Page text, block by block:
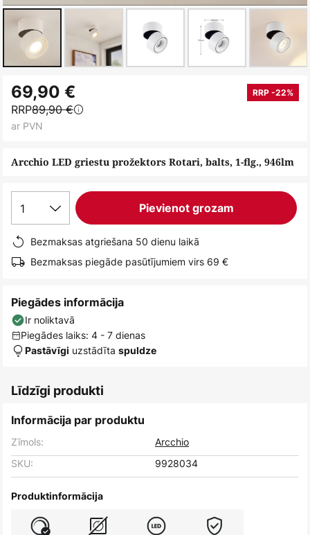
uz
galerijas
sākumu
Arcchio LED griestu prožektors Rotari, balts, 1-flg., 946lm
69,90 € RRP -22%
RRP89,90 €
ar PVN
1 Pievienot grozam
Bezmaksas atgriešana 50 dienu laikā
Bezmaksas piegāde pasūtījumiem virs 69 €
Piegādes informācija
Ir noliktavā
Piegādes laiks: 4 - 7 dienas
Pastāvīgi uzstādīta spuldze
Līdzīgi produkti
Informācija par produktu
Zīmols:
Arcchio
SKU:
9928034
Produktinformācija